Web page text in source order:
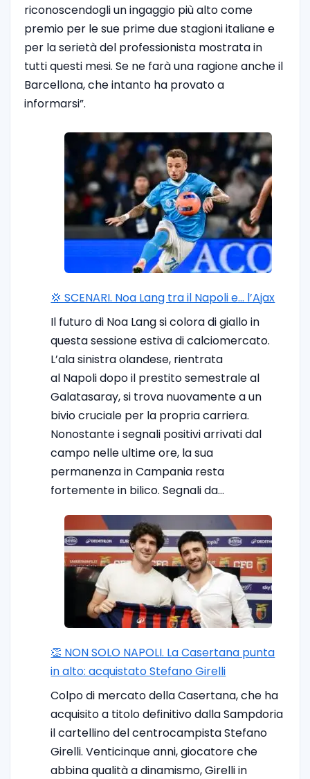
riconoscendogli un ingaggio più alto come
premio per le sue prime due stagioni italiane e
per la serietà del professionista mostrata in
tutti questi mesi. Se ne farà una ragione anche il
Barcellona, che intanto ha provato a
informarsi”.
💢 SCENARI. Noa Lang tra il Napoli e… l’Ajax
Il futuro di Noa Lang si colora di giallo in
questa sessione estiva di calciomercato.
L’ala sinistra olandese, rientrata
al Napoli dopo il prestito semestrale al
Galatasaray, si trova nuovamente a un
bivio cruciale per la propria carriera.
Nonostante i segnali positivi arrivati dal
campo nelle ultime ore, la sua
permanenza in Campania resta
fortemente in bilico. Segnali da…
👏 NON SOLO NAPOLI. La Casertana punta
in alto: acquistato Stefano Girelli
Colpo di mercato della Casertana, che ha
acquisito a titolo definitivo dalla Sampdoria
il cartellino del centrocampista Stefano
Girelli. Venticinque anni, giocatore che
abbina qualità a dinamismo, Girelli in